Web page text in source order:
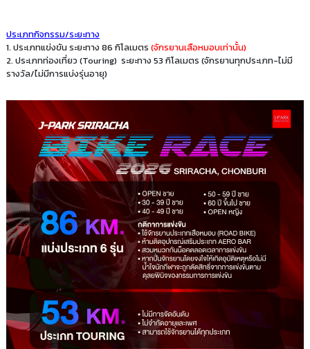
ประเภทกิจกรรม/ระยะทาง
1. ประเภทแข่งขัน ระยะทาง 86 กิโลเมตร (จักรยานเสือหมอบเท่านั้น)
2. ประเภทท่องเที่ยว (Touring) ระยะทาง 53 กิโลเมตร (จักรยานทุกประเภท-ไม่มี
รางวัล/ไม่มีการแบ่งรุ่นอายุ)